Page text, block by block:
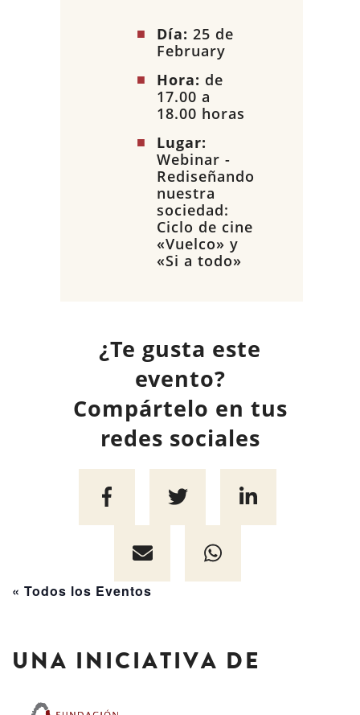
Día: 25 de
February
Hora: de
17.00 a
18.00 horas
Lugar:
Webinar -
Rediseñando
nuestra
sociedad:
Ciclo de cine
«Vuelco» y
«Si a todo»
¿Te gusta este
evento?
Compártelo en tus
redes sociales
« Todos los Eventos
UNA INICIATIVA DE